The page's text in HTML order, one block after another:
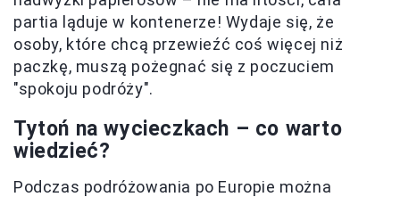
partia ląduje w kontenerze! Wydaje się, że
osoby, które chcą przewieźć coś więcej niż
paczkę, muszą pożegnać się z poczuciem
"spokoju podróży".
Tytoń na wycieczkach – co warto
wiedzieć?
Podczas podróżowania po Europie można